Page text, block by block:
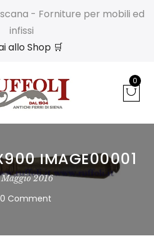
- Forniture per mobili ed
infissi
allo Shop 🛒
0
IMAGE00001
2016
0 Comment